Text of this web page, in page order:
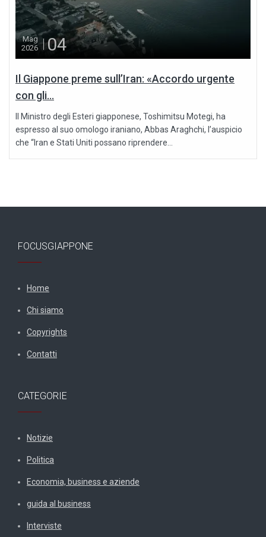
Mag
2026
04
Il Giappone preme sull’Iran: «Accordo urgente
con gli...
Il Ministro degli Esteri giapponese, Toshimitsu Motegi, ha
espresso al suo omologo iraniano, Abbas Araghchi, l’auspicio
che “Iran e Stati Uniti possano riprendere...
FOCUSGIAPPONE
Home
Chi siamo
Copyrights
Contatti
CATEGORIE
Notizie
Politica
Economia, business e aziende
guida al business
Interviste